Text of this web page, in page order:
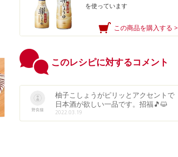
を使っています
この商品を購入する >
このレシピに対するコメント
野良猫
柚子こしょうがピリッとアクセントで
日本酒が欲しい一品です。招福🎵😺
2022.03.19